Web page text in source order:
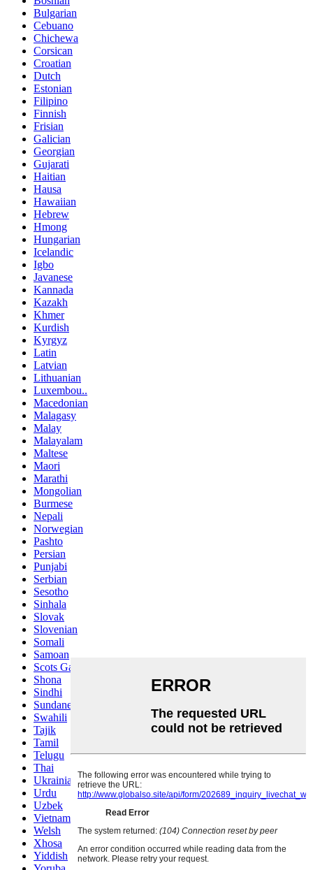
Bulgarian
Cebuano
Chichewa
Corsican
Croatian
Dutch
Estonian
Filipino
Finnish
Frisian
Galician
Georgian
Gujarati
Haitian
Hausa
Hawaiian
Hebrew
Hmong
Hungarian
Icelandic
Igbo
Javanese
Kannada
Kazakh
Khmer
Kurdish
Kyrgyz
Latin
Latvian
Lithuanian
Luxembou..
Macedonian
Malagasy
Malay
Malayalam
Maltese
Maori
Marathi
Mongolian
Burmese
Nepali
Norwegian
Pashto
Persian
Punjabi
Serbian
Sesotho
Sinhala
Slovak
Slovenian
Somali
Samoan
Scots Gaelic
Shona
Sindhi
Sundanese
Swahili
Tajik
Tamil
Telugu
Thai
Ukrainian
Urdu
Uzbek
Vietnamese
Welsh
Xhosa
Yiddish